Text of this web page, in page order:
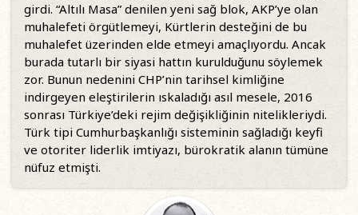
girdi. “Altılı Masa” denilen yeni sağ blok, AKP’ye olan
muhalefeti örgütlemeyi, Kürtlerin desteğini de bu
muhalefet üzerinden elde etmeyi amaçlıyordu. Ancak
burada tutarlı bir siyasi hattın kurulduğunu söylemek
zor. Bunun nedenini CHP’nin tarihsel kimliğine
indirgeyen eleştirilerin ıskaladığı asıl mesele, 2016
sonrası Türkiye’deki rejim değişikliğinin nitelikleriydi.
Türk tipi Cumhurbaşkanlığı sisteminin sağladığı keyfi
ve otoriter liderlik imtiyazı, bürokratik alanın tümüne
nüfuz etmişti.